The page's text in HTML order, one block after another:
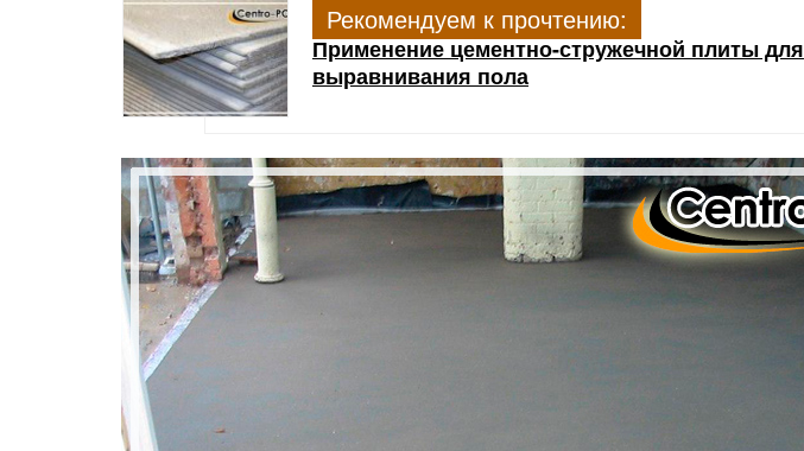
Рекомендуем к прочтению:
Применение цементно-стружечной плиты для
выравнивания пола